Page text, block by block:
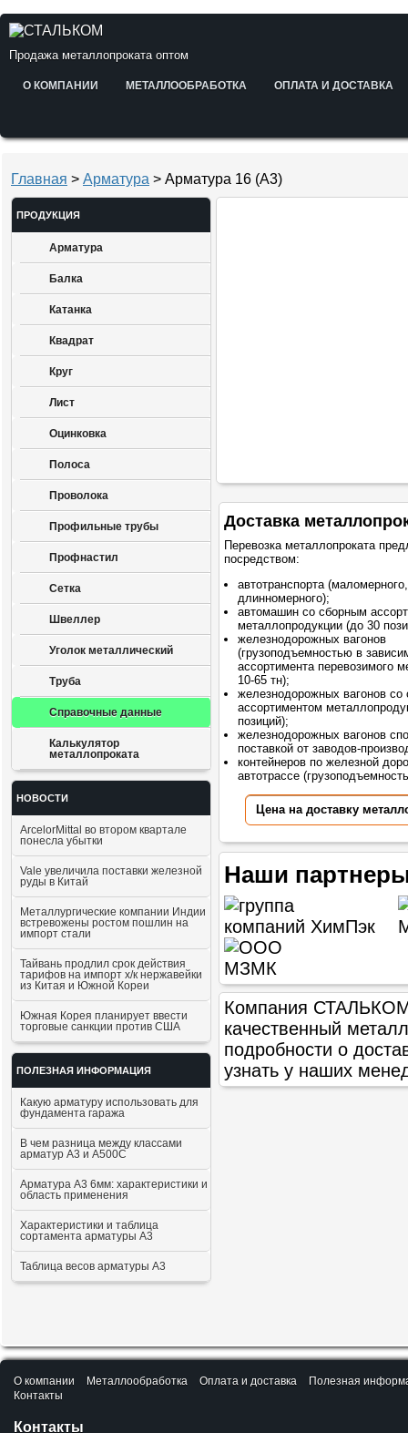
Продажа металлопроката оптом
О КОМПАНИИ МЕТАЛЛООБРАБОТКА ОПЛАТА И ДОСТАВКА
Главная > Арматура > Арматура 16 (А3)
ПРОДУКЦИЯ
Арматура
Балка
Катанка
Квадрат
Круг
Лист
Оцинковка
Полоса
Проволока
Профильные трубы
Профнастил
Сетка
Швеллер
Уголок металлический
Труба
Справочные данные
Калькулятор
металлопроката
НОВОСТИ
ArcelorMittal во втором квартале
понесла убытки
Vale увеличила поставки железной
руды в Китай
Металлургические компании Индии
встревожены ростом пошлин на
импорт стали
Тайвань продлил срок действия
тарифов на импорт х/к нержавейки
из Китая и Южной Кореи
Южная Корея планирует ввести
торговые санкции против США
ПОЛЕЗНАЯ ИНФОРМАЦИЯ
Какую арматуру использовать для
фундамента гаража
В чем разница между классами
арматур А3 и А500С
Арматура А3 6мм: характеристики и
область применения
Характеристики и таблица
сортамента арматуры А3
Таблица весов арматуры А3
Доставка
Перевозка металлопроката
посредством:
автотранспорта (маломерного,
длинномерного);
автомашин со сборным
металлопродукции (до 30
железнодорожных вагонов
(грузоподъемностью в
ассортимента перевозимого
10-65 тн);
железнодорожных вагонов со
ассортиментом
позиций);
железнодорожных вагонов
поставкой от заводов-
контейнеров по железной
автотрассе
Цена на доставку
Наши
Компания СТАЛЬКОМ
качественный
подробности о
узнать у наших
О компании Металлообработка Оплата и доставка
Полезная
Контакты
Контакты